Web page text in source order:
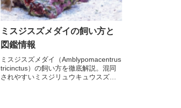
ミスジスズメダイの飼い方と
図鑑情報
ミスジスズメダイ（Amblypomacentrus
tricinctus）の飼い方を徹底解説。混同
されやすいミスジリュウキュウスズメ